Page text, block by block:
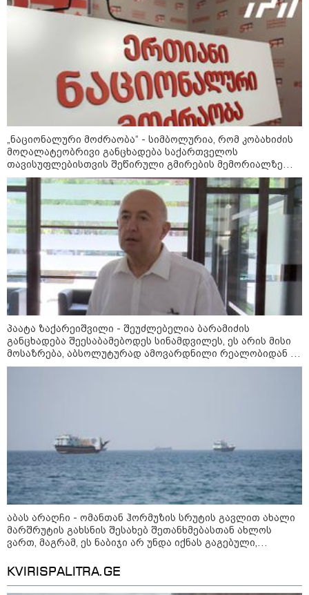
კატეგორიები
8
აგვისტო
დღის ზოგადი
ასტროლოგიური
8 აგვისტო ახალ შთაგონებასა და ემოციურ სიახლოვეს
მოიტანს. გაიზრდება ინტერესი შემოქმედებითი საქმიანობისა
აგვისტო აგარაკზე: ეს 5 საქმე
უნდა მოასწროთ შემოდგომის
დადგომამდე
ფული ამ ზოდიაქოს ნიშნების
„ნაციონალური მოძრაობა“ - სიმბოლურია, რომ კობახიძის
მოღალატეობრივი განცხადება საქართველოს
თავისუფლებისთვის შეწირული გმირების მემორიალზე
გაკეთდა
პაატა ზაქარეიშვილი - შეუძლებელია ბარამიძის
განცხადება შეესაბამებოდეს სინამდვილეს, ეს არის მისი
მოსაზრება, აბსოლუტურად ამოვარდნილი რეალობიდან -
არ მიმაჩნია, რომ ამის გამო მის წინააღმდეგ სისხლის
აბას არაღჩი - ომანთან ჰორმუზის სრუტის გავლით ახალი
მარშრუტის გახსნის შესახებ შეთანხმებასთან ახლოს
ვართ, მაგრამ, ეს ნაბიჯი არ უნდა იქნას გაგებული,
KVIRISPALITRA.GE